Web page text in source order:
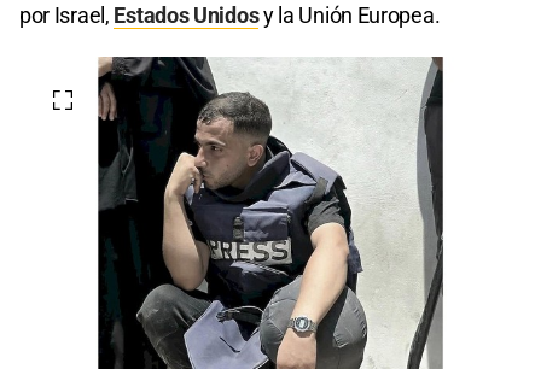
por Israel, Estados Unidosy la Unión Europea.